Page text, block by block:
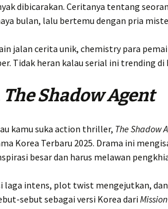
dibicarakan. Ceritanya tentang
bulan, lalu bertemu dengan pria
jalan cerita unik, chemistry para
Tidak heran kalau serial ini trending
The Shadow Agent
kamu suka action thriller, The Shadow
Korea Terbaru 2025. Drama ini
besar dan harus melawan
laga intens, plot twist mengejutkan,
sebut sebagai versi Korea dari